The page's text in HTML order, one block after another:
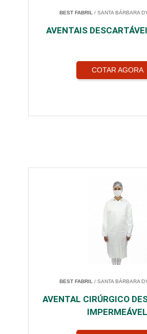
BEST FABRIL / SANTA BÁRBARA
AVENTAIS
COTAR AGORA
BEST FABRIL / SANTA BÁRBARA
AVENTAL CIRÚRGICO
IMPERMEÁVEL